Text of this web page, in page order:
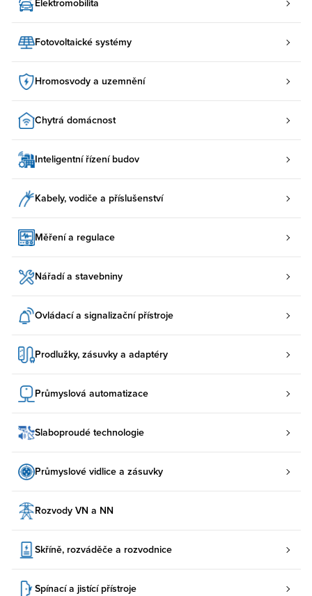
Elektromobilita
Fotovoltaické systémy
Hromosvody a uzemnění
Chytrá domácnost
Inteligentní řízení budov
Kabely, vodiče a příslušenství
Měření a regulace
Nářadí a stavebniny
Ovládací a signalizační přístroje
Prodlužky, zásuvky a adaptéry
Průmyslová automatizace
Slaboproudé technologie
Průmyslové vidlice a zásuvky
Rozvody VN a NN
Skříně, rozváděče a rozvodnice
Spínací a jistící přístroje